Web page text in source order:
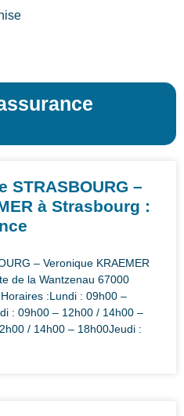
STRASBOURG –
à Strasbourg :
– Veronique KRAEMER
de la Wantzenau 67000
:Lundi : 09h00 –
: 09h00 – 12h00 / 14h00 –
/ 14h00 – 18h00Jeudi :